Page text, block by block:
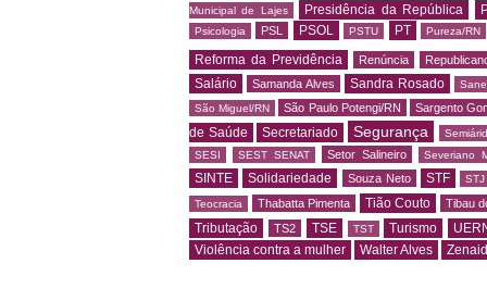
Municipal de Lajes
Presidência da República
Psicologia PSL PSOL PSTU PT Pureza/RN
Reforma da Previdência Renúncia
Salário Samanda Alves Sandra Rosado
São Miguel/RN
São Paulo Potengi/RN Sargento
de Saúde
Secretariado Segurança
SESI SEST SENAT Setor Salineiro Severiano
SINTE Solidariedade Souza Neto STF STJ
Teocracia Thabatta Pimenta Tião Couto Tibau
Tributação TS2 TSE TST Turismo
Violência contra a mulher Walter Alves